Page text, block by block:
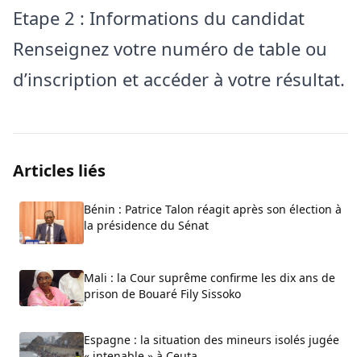
Etape 2 : Informations du candidat
Renseignez votre numéro de table ou
d’inscription et accéder à votre résultat.
Articles liés
Bénin : Patrice Talon réagit après son élection à
la présidence du Sénat
Mali : la Cour suprême confirme les dix ans de
prison de Bouaré Fily Sissoko
Espagne : la situation des mineurs isolés jugée